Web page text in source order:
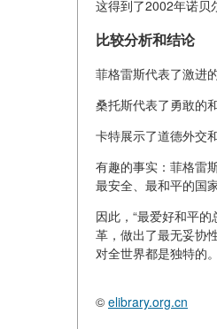
这得到了2002年诺贝
比较分析和结论
菲格雷斯代表了激进
桑托斯代表了勇敢的
卡特展示了道德外交
有趣的事实：菲格雷
最安全、最和平的国
因此，“最爱好和平
革，做出了最无妥协
对全世界都是独特的
© elibrary.org.cn